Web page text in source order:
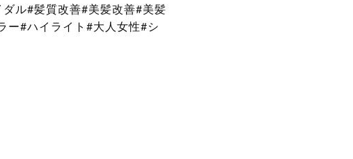
ル#髪質改善#美髪改善#美髪
ー#ハイライト#大人女性#シ